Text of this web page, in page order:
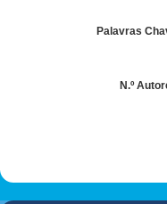
Palavras
N.º